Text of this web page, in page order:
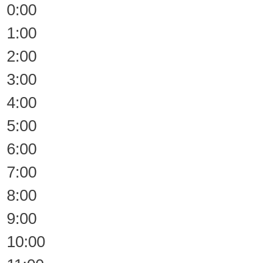
0:00
1:00
2:00
3:00
4:00
5:00
6:00
7:00
8:00
9:00
10:00